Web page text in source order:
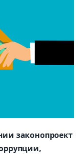
законопроект